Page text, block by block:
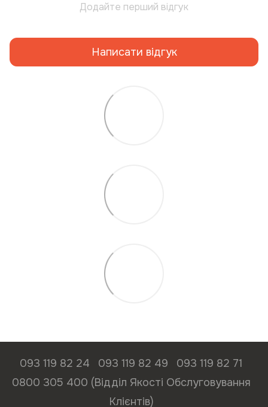
Додайте перший відгук
Написати відгук
093 119 82 24 093 119 82 49
093 119 82 71
0800 305 400 (Відділ Якості Обслуговування
Клієнтів)